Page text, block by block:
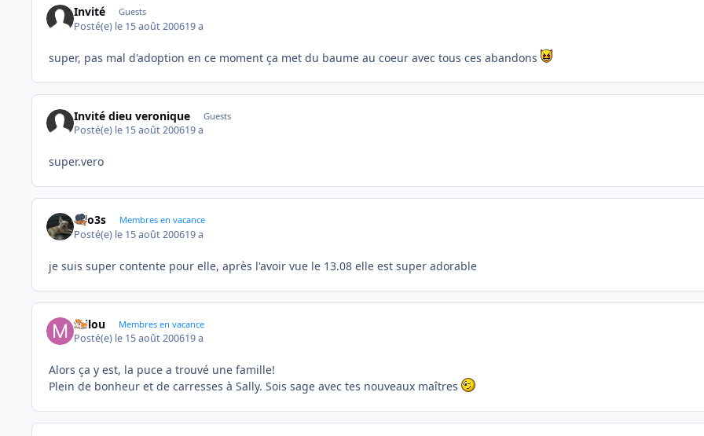
Invité Guests
Posté(e) le 15 août 200619 a
super, pas mal d'adoption en ce moment ça met du baume au coeur avec tous ces abandons
Invité dieu veronique Guests
Posté(e) le 15 août 200619 a
super.vero
lolo3s Membres en vacance
Posté(e) le 15 août 200619 a
je suis super contente pour elle, après l'avoir vue le 13.08 elle est super adorable
milou Membres en vacance
Posté(e) le 15 août 200619 a
Alors ça y est, la puce a trouvé une famille!
Plein de bonheur et de carresses à Sally. Sois sage avec tes nouveaux maîtres